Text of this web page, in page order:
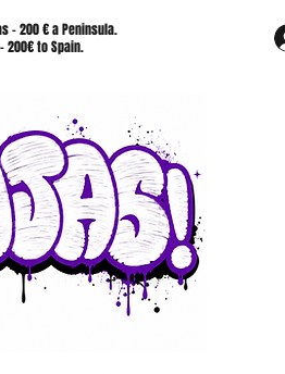
- 200 € a Peninsula.
200€ to Spain.